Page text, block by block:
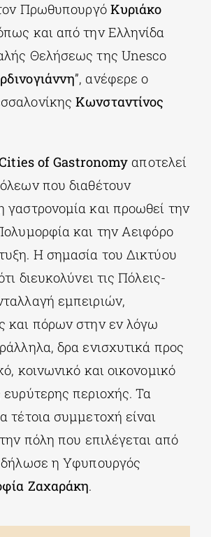
Πρωθυπουργό Κυριάκο
και από την Ελληνίδα
Θελήσεως της Unesco
”, ανέφερε ο
Κωνσταντίνος
of Gastronomy αποτελεί
που διαθέτουν
γαστρονομία και προωθεί την
και την Αειφόρο
Η σημασία του Δικτύου
διευκολύνει τις Πόλεις-
εμπειριών,
και πόρων στην εν λόγω
δρα ενισχυτικά προς
κοινωνικό και οικονομικό
περιοχής. Τα
τέτοια συμμετοχή είναι
πόλη που επιλέγεται από
δήλωσε η Υφυπουργός
Ζαχαράκη.